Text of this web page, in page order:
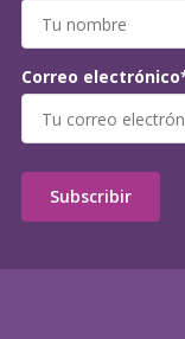
Correo
Subscribir